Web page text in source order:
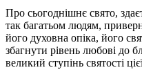
Про сьогоднішнє свято,
так багатьом людям,
його духовна опіка, його
збагнути рівень любові до
великий ступінь святості